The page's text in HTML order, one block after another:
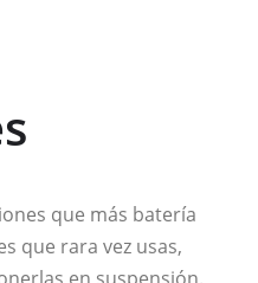
que más batería
que rara vez usas,